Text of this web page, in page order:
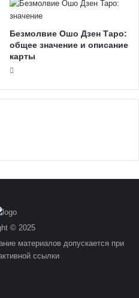
Безмолвие Ошо Дзен Таро:
общее значение и описание
карты
© 2025
материалов допускается при
ссылки